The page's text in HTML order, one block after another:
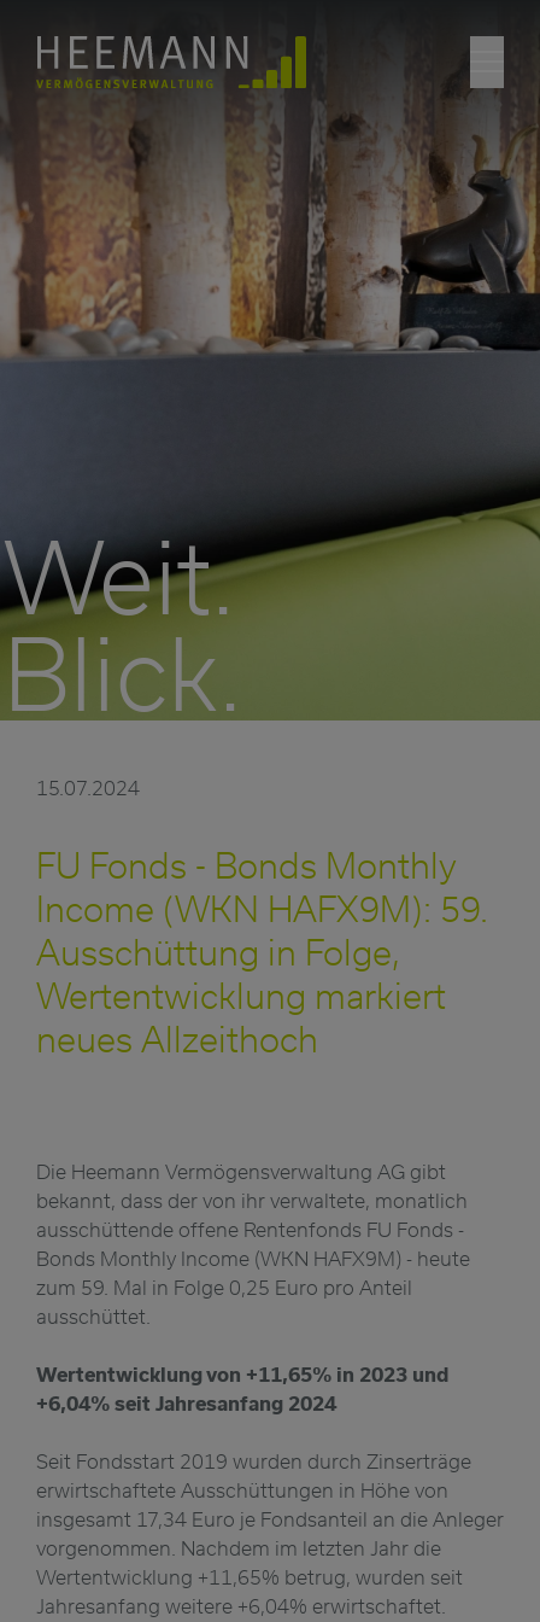
Weit.
Blick.
15.07.2024
FU Fonds - Bonds Monthly
Income (WKN HAFX9M): 59.
Ausschüttung in Folge,
Wertentwicklung markiert
neues Allzeithoch
Die Heemann Vermögensverwaltung AG gibt
bekannt, dass der von ihr verwaltete, monatlich
ausschüttende offene Rentenfonds FU Fonds -
Bonds Monthly Income (WKN HAFX9M) - heute
zum 59. Mal in Folge 0,25 Euro pro Anteil
ausschüttet.
Wertentwicklung von +11,65% in 2023 und
+6,04% seit Jahresanfang 2024
Seit Fondsstart 2019 wurden durch Zinserträge
erwirtschaftete Ausschüttungen in Höhe von
insgesamt 17,34 Euro je Fondsanteil an die Anleger
vorgenommen. Nachdem im letzten Jahr die
Wertentwicklung +11,65% betrug, wurden seit
Jahresanfang weitere +6,04% erwirtschaftet.